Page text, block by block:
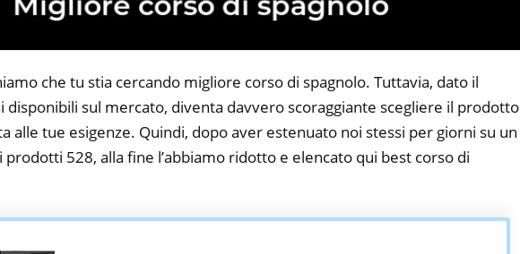
che tu stia cercando migliore corso di spagnolo. Tuttavia, dato il
disponibili sul mercato, diventa davvero scoraggiante scegliere il prodotto
alle tue esigenze. Quindi, dopo aver estenuato noi stessi per giorni su un
528, alla fine l’abbiamo ridotto e elencato qui best corso di